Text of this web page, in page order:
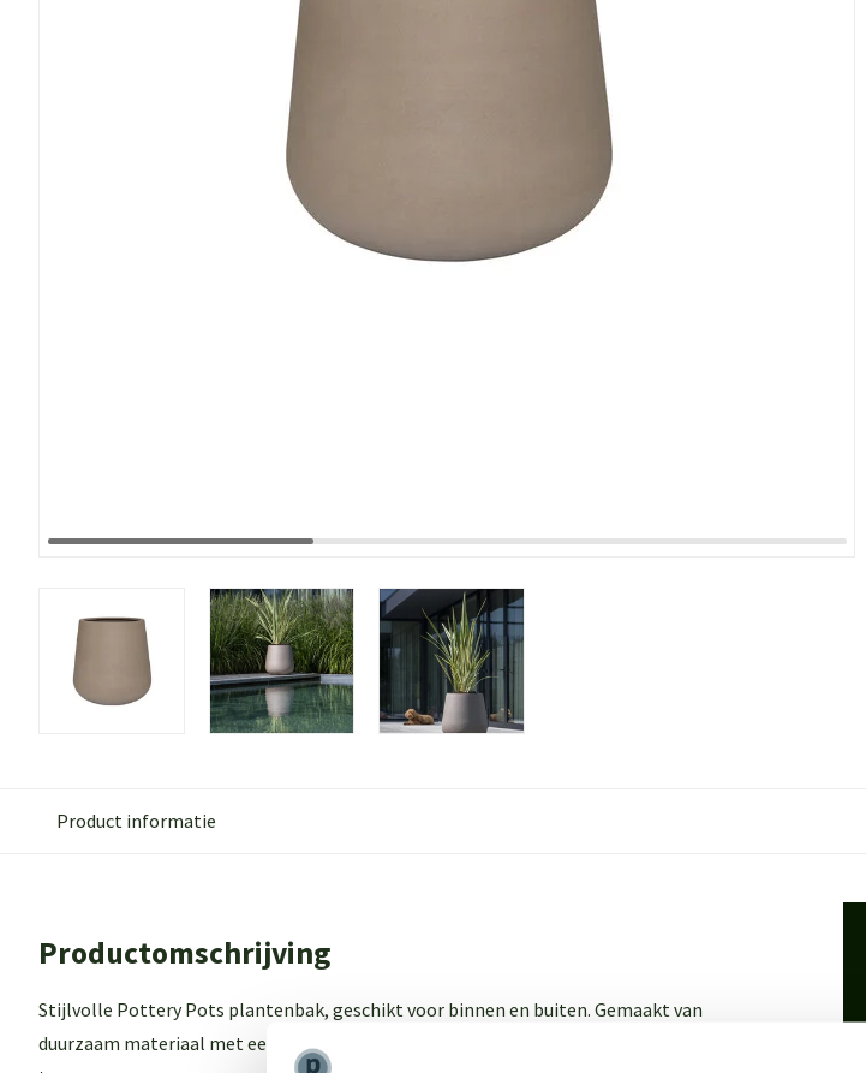
Product informatie
Productomschrijving
Stijlvolle Pottery Pots plantenbak, geschikt voor binnen en buiten. Gemaakt van
duurzaam materiaal met een moderne uitstraling. Perfect voor elke woonruimte, tuin of